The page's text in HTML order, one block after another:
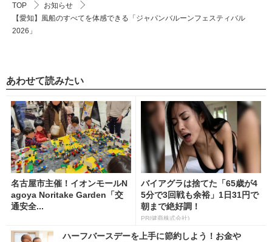
TOP
お知らせ
【愛知】風船のすべてを体感できる「ジャパンバルーンフェスティバル
2026」
あわせて読みたい
名古屋市主催！イオンモールN
agoya Noritake Garden「交
通安全...
バイアグラは捨てた「65歳が4
5分で3回戦も余裕」1日31円で
朝まで絶好調！
PR(健商株式会社)
ハーフバースデーを上手に節約しよう！お金や